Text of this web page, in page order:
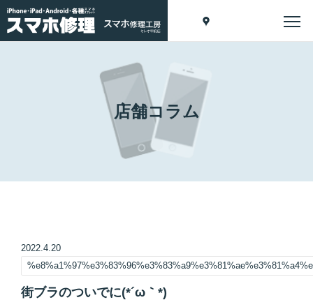
店舗コラム
2022.4.20
街ブラのついでに(*´ω｀*)